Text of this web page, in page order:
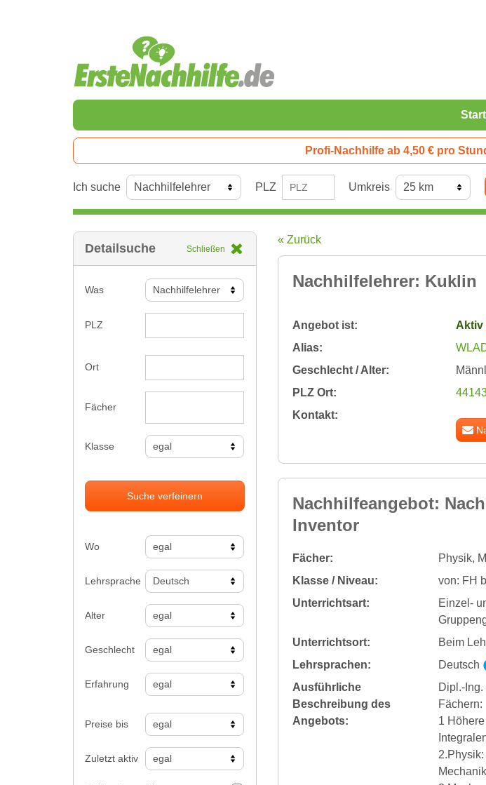
Start
Profi-Nachhilfe ab 4,50 € pro
Ich suche PLZ Umkreis
Detailsuche Schließen
Was
PLZ
Ort
Fächer
Klasse
Suche verfeinern
Wo
Lehrsprache
Alter
Geschlecht
Erfahrung
Preise bis
Zuletzt aktiv
« Zurück
Nachhilfelehrer: Kuklin
Angebot ist:
Aktiv
Alias:
Geschlecht / Alter:
PLZ Ort:
Kontakt:
Nachhilfeangebot:
Inventor
Fächer:
Physik,
Klasse / Niveau:
von: FH
Unterrichtsart:
Einzel-
Unterrichtsort:
Beim
Lehrsprachen:
Deutsch
Ausführliche
Beschreibung des
Angebots:
Dipl.-
Fächern:
1
2.Physik: